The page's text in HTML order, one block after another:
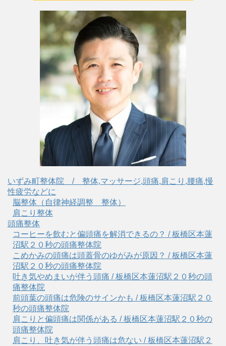
いずみ町整体院 / 整体,マッサージ,頭痛,肩こり,腰痛,慢
性疲労などに
脳整体（自律神経調整 整体）
肩こり整体
頭痛整体
コーヒーを飲むと偏頭痛を解消できるの？ / 板橋区本蓮
沼駅２０秒の頭痛整体院
こめかみの頭痛は頭蓋骨のゆがみが原因？ / 板橋区本蓮
沼駅２０秒の頭痛整体院
吐き気やめまいが伴う頭痛 / 板橋区本蓮沼駅２０秒の頭
痛整体院
前頭葉の頭痛は危険のサインかも / 板橋区本蓮沼駅２０
秒の頭痛整体院
肩こりと偏頭痛は関係がある / 板橋区本蓮沼駅２０秒の
頭痛整体院
肩こり、吐き気が伴う頭痛は危ない / 板橋区本蓮沼駅２